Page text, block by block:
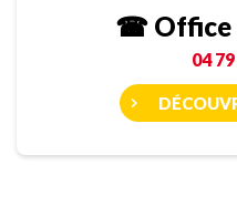
☎ Office
04